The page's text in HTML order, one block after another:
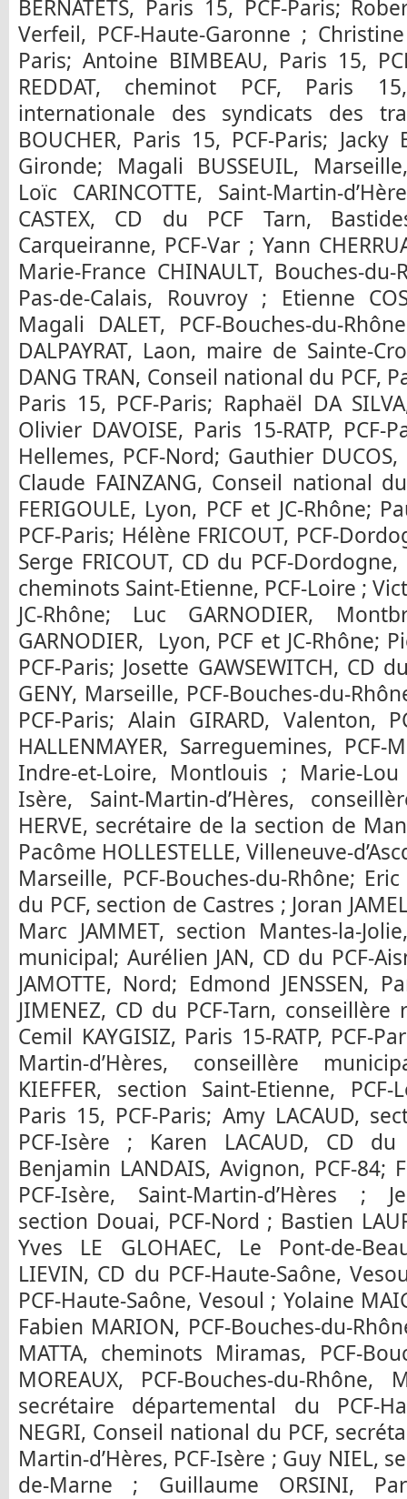
BERNATETS, Paris 15, PCF-Paris;
Verfeil, PCF-Haute-Garonne ;
Paris; Antoine BIMBEAU, Paris 15,
REDDAT, cheminot PCF, Paris
internationale des syndicats des
BOUCHER, Paris 15, PCF-Paris; Jacky
Gironde; Magali BUSSEUIL,
Loïc CARINCOTTE, Saint-Martin-
CASTEX, CD du PCF Tarn,
Carqueiranne, PCF-Var ; Yann
Marie-France CHINAULT, Bouches-
Pas-de-Calais, Rouvroy ; Etienne
Magali DALET, PCF-Bouches-du-
DALPAYRAT, Laon, maire de Sainte-
DANG TRAN, Conseil national du PCF,
Paris 15, PCF-Paris; Raphaël DA
Olivier DAVOISE, Paris 15-RATP, PCF-
Hellemes, PCF-Nord; Gauthier
Claude FAINZANG, Conseil national
FERIGOULE, Lyon, PCF et JC-Rhône;
PCF-Paris; Hélène FRICOUT, PCF-
Serge FRICOUT, CD du PCF-
cheminots Saint-Etienne, PCF-Loire ;
JC-Rhône; Luc GARNODIER,
GARNODIER, Lyon, PCF et JC-Rhône;
PCF-Paris; Josette GAWSEWITCH, CD
GENY, Marseille, PCF-Bouches-du-
PCF-Paris; Alain GIRARD, Valenton,
HALLENMAYER, Sarreguemines, PCF-
Indre-et-Loire, Montlouis ; Marie-Lou
Isère, Saint-Martin-d’Hères,
HERVE, secrétaire de la section de
Pacôme HOLLESTELLE, Villeneuve-
Marseille, PCF-Bouches-du-Rhône;
du PCF, section de Castres ; Joran
Marc JAMMET, section Mantes-la-
municipal; Aurélien JAN, CD du PCF-
JAMOTTE, Nord; Edmond JENSSEN,
JIMENEZ, CD du PCF-Tarn,
Cemil KAYGISIZ, Paris 15-RATP, PCF-
Martin-d’Hères, conseillère
KIEFFER, section Saint-Etienne,
Paris 15, PCF-Paris; Amy LACAUD,
PCF-Isère ; Karen LACAUD, CD
Benjamin LANDAIS, Avignon, PCF-84;
PCF-Isère, Saint-Martin-d’Hères ;
section Douai, PCF-Nord ; Bastien
Yves LE GLOHAEC, Le Pont-de-
LIEVIN, CD du PCF-Haute-Saône,
PCF-Haute-Saône, Vesoul ; Yolaine
Fabien MARION, PCF-Bouches-du-
MATTA, cheminots Miramas, PCF-
MOREAUX, PCF-Bouches-du-Rhône,
secrétaire départemental du PCF-
NEGRI, Conseil national du PCF,
Martin-d’Hères, PCF-Isère ; Guy NIEL,
de-Marne ; Guillaume ORSINI,